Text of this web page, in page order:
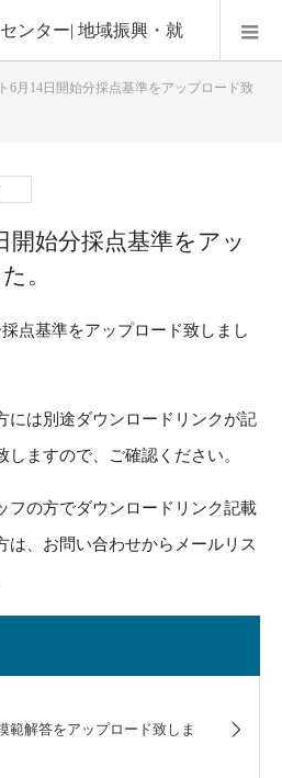
ンター| 地域振興・就
よる子育て支援
6月14日開始分採点基準をアップロード致
開始分採点基準をアッ
。
点基準をアップロード致しまし
には別途ダウンロードリンクが記
ますので、ご確認ください。
フの方でダウンロードリンク記載
は、お問い合わせからメールリス
範解答をアップロード致しま